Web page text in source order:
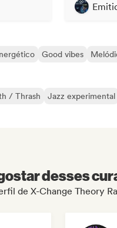
Good vibes
/ Thrash Jazz experimental
desses
de X-Change Theory